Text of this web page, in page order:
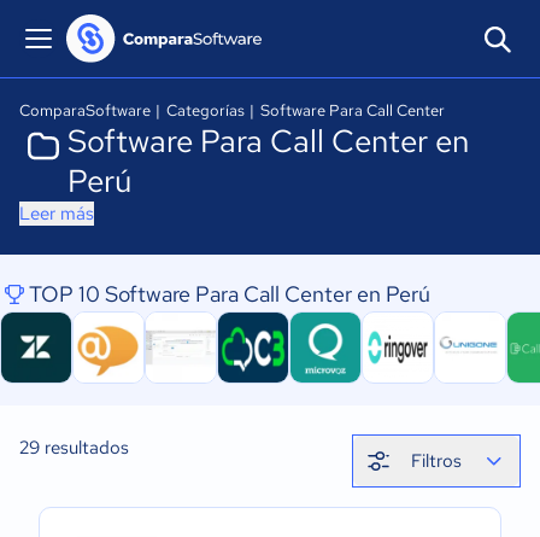
ComparaSoftware | Categorías | Software Para Call Center
Software Para Call Center en
Perú
Leer más
TOP 10 Software Para Call Center en Perú
29 resultados
Filtros